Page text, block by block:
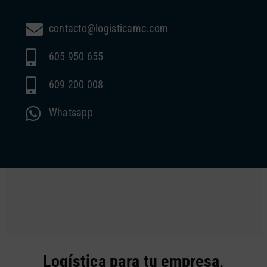
contacto@logisticamc.com
605 950 655
609 200 008
Whatsapp
Logística para tu empresa,